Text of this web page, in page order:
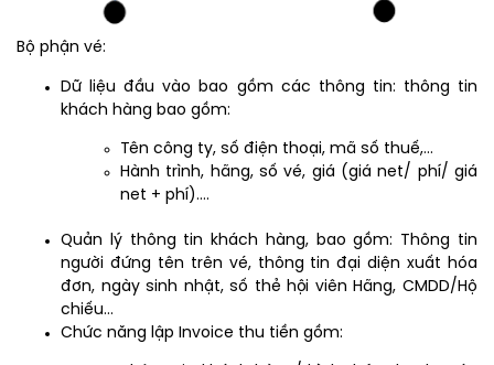
Bộ phận vé:
Dữ liệu đầu vào bao gồm các thông tin: thông tin
khách hàng bao gồm:
Tên công ty, số điện thoại, mã số thuế,…
Hành trình, hãng, số vé, giá (giá net/ phí/ giá
net + phí)….
Quản lý thông tin khách hàng, bao gồm: Thông tin
người đứng tên trên vé, thông tin đại diện xuất hóa
đơn, ngày sinh nhật, số thẻ hội viên Hãng, CMDD/Hộ
chiếu…
Chức năng lập Invoice thu tiền gồm: